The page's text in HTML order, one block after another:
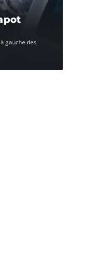
gauche des